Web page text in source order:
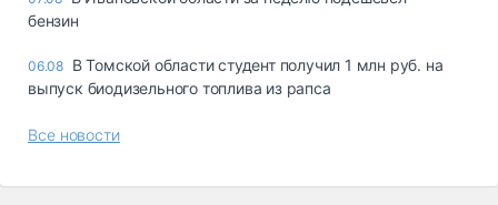
бензин
06.08 В Томской области студент получил 1 млн руб. на
выпуск биодизельного топлива из рапса
Все новости